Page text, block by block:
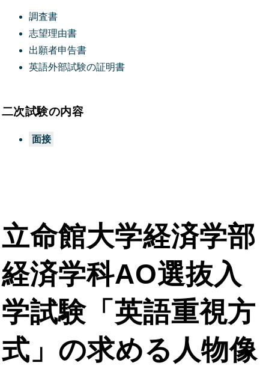
調査書
志望理由書
出願者申告書
英語外部試験の証明書
二次試験の内容
面接
立命館大学経済学部
経済学科AO選抜入
学試験「英語重視方
式」の求める人物像